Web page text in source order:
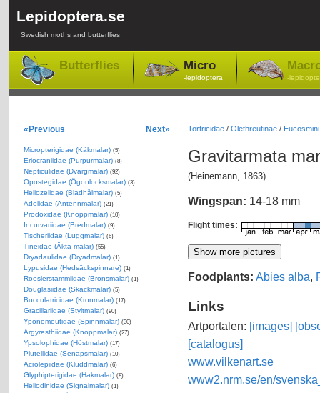
Lepidoptera.se
Swedish moths and butterflies
Butterflies Micro
-lepidoptera -
Tortricidae/ Olethreutinae/ Eucosmini
Gravitarmata
(Heinemann, 1863)
Wingspan: 14-18 mm
Flight times:
Foodplants: Abies alba,
Links
Artportalen: [images]
[catalogus]
www.vilkenart.se
www2.nrm.se/en/
«Previous Next»
Micropterigidae (Käkmalar) (5)
Eriocraniidae (Purpurmalar) (8)
Nepticulidae (Dvärgmalar) (92)
Opostegidae (Ögonlocksmalar) (3)
Heliozelidae (Bladhålmalar) (5)
Adelidae (Antennmalar) (21)
Prodoxidae (Knoppmalar) (10)
Incurvariidae (Bredmalar) (9)
Tischeriidae (Luggmalar) (6)
Tineidae (Äkta malar) (55)
Dryadaulidae (Dryadmalar) (1)
Lypusidae (Hedsäckspinnare) (1)
Roeslerstammiidae (Bronsmalar) (1)
Douglasiidae (Skäckmalar) (5)
Bucculatricidae (Kronmalar) (17)
Gracillariidae (Styltmalar) (90)
Yponomeutidae (Spinnmalar) (30)
Argyresthiidae (Knoppmalar) (27)
Ypsolophidae (Höstmalar) (17)
Plutellidae (Senapsmalar) (10)
Acrolepiidae (Kluddmalar) (6)
Glyphipterigidae (Hakmalar) (8)
Heliodinidae (Signalmalar) (1)